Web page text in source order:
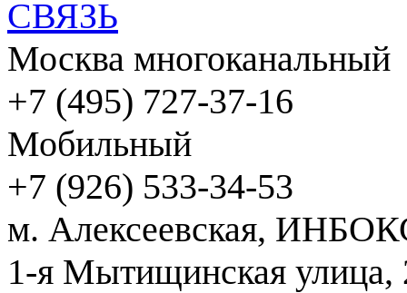
Москва многоканальный
+7 (495) 727-37-16
Мобильный
+7 (926) 533-34-53
м. Алексеевская,
1-я Мытищинская улица,